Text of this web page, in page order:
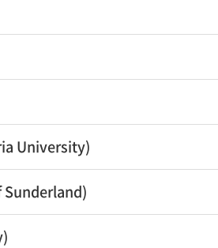
University)
Sunderland)